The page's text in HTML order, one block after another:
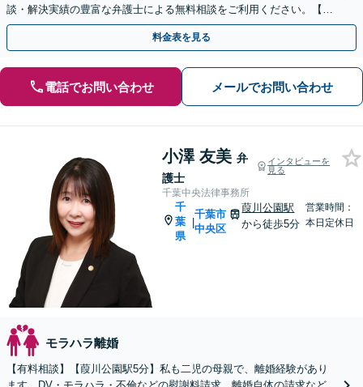
談・解決実績の豊富な弁護士による無料相談をご利用ください。【不
倫相談は初回0円】【千葉県全域対応】
料金表を見る
電話でお問い合わせ メールでお問い合わせ
小澤 友美 弁
護士
インタビューを
見る
千葉中央法律事務所
千
葉
県
|
千葉市
中央区
葭川公園駅
から徒歩5分
営業時間：
本日定休日
モラハラ離婚
【有料相談】【葭川公園駅5分】私も二児の母親で、離婚経験があり